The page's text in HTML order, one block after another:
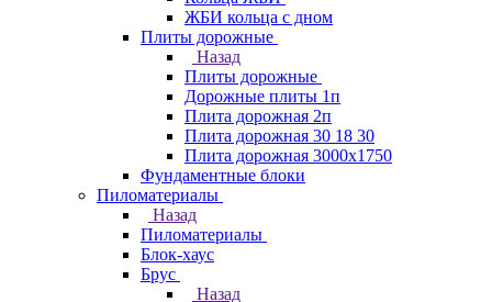
ЖБИ кольца с дном
Плиты дорожные
Назад
Плиты дорожные
Дорожные плиты 1п
Плита дорожная 2п
Плита дорожная 30 18 30
Плита дорожная 3000х1750
Фундаментные блоки
Пиломатериалы
Назад
Пиломатериалы
Блок-хаус
Брус
Назад